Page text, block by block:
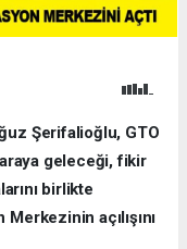
Şerifalioğlu, GTO
geleceği, fikir
birlikte
açılışını